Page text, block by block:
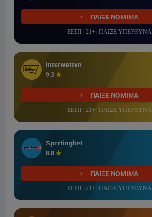
ΠΑΙΞΕ ΝΟΜΙΜΑ
ΕΕΕΠ | 21+ | ΠΑΙΞΕ ΥΠΕΥΘΥΝΑ
Interwetten
9.3
ΠΑΙΞΕ ΝΟΜΙΜΑ
ΕΕΕΠ | 21+ | ΠΑΙΞΕ ΥΠΕΥΘΥΝΑ
Sportingbet
8.8
ΠΑΙΞΕ ΝΟΜΙΜΑ
ΕΕΕΠ | 21+ | ΠΑΙΞΕ ΥΠΕΥΘΥΝΑ